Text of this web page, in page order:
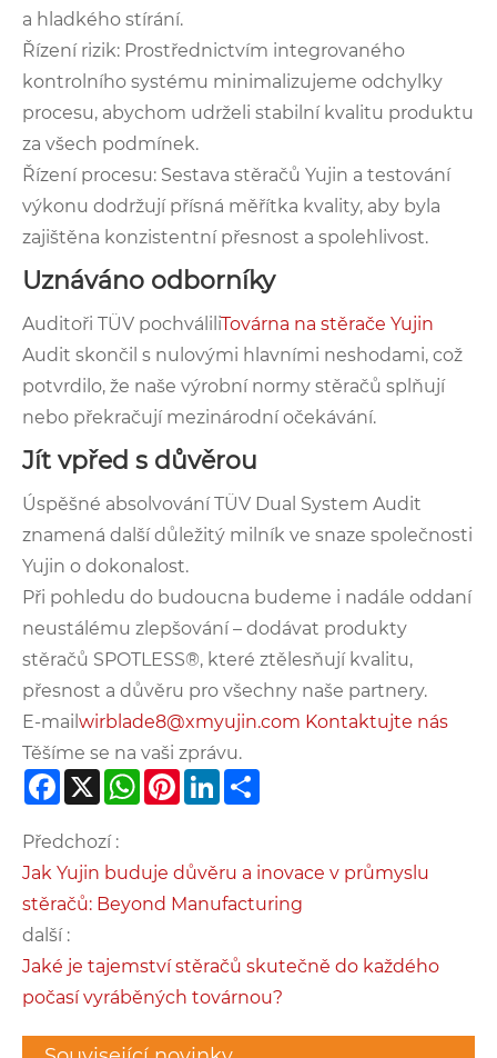
a hladkého stírání.
Řízení rizik: Prostřednictvím integrovaného
kontrolního systému minimalizujeme odchylky
procesu, abychom udrželi stabilní kvalitu produktu
za všech podmínek.
Řízení procesu: Sestava stěračů Yujin a testování
výkonu dodržují přísná měřítka kvality, aby byla
zajištěna konzistentní přesnost a spolehlivost.
Uznáváno odborníky
Auditoři TÜV pochváliliTovárna na stěrače Yujin
Audit skončil s nulovými hlavními neshodami, což
potvrdilo, že naše výrobní normy stěračů splňují
nebo překračují mezinárodní očekávání.
Jít vpřed s důvěrou
Úspěšné absolvování TÜV Dual System Audit
znamená další důležitý milník ve snaze společnosti
Yujin o dokonalost.
Při pohledu do budoucna budeme i nadále oddaní
neustálému zlepšování – dodávat produkty
stěračů SPOTLESS®, které ztělesňují kvalitu,
přesnost a důvěru pro všechny naše partnery.
E-mail wirblade8@xmyujin.com Kontaktujte nás
Těšíme se na vaši zprávu.
Facebook
X WhatsApp
PinterestLinkedIn
Předchozí :
Jak Yujin buduje důvěru a inovace v průmyslu
stěračů: Beyond Manufacturing
další :
Jaké je tajemství stěračů skutečně do každého
počasí vyráběných továrnou?